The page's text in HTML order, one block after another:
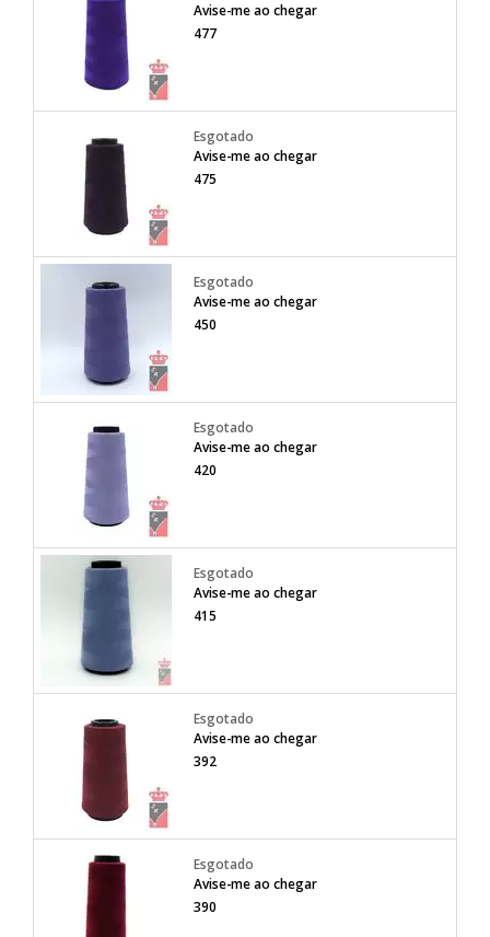
Avise-me ao chegar
477
Avise-me ao chegar
475
Avise-me ao chegar
450
Avise-me ao chegar
420
Avise-me ao chegar
415
Avise-me ao chegar
392
Avise-me ao chegar
390